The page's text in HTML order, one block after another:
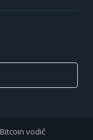
Bitcoin vodič